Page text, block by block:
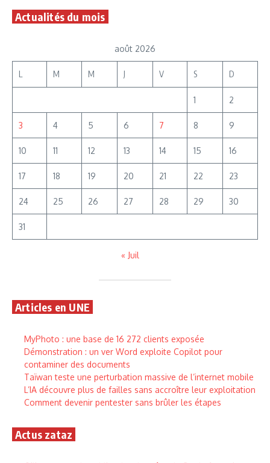
Actualités du mois
août 2026
L M M J V S D
1 2
3 4 5 6 7 8 9
10 11 12 13 14 15 16
17 18 19 20 21 22 23
24 25 26 27 28 29 30
31
« Juil
Articles en UNE
MyPhoto : une base de 16 272 clients exposée
Démonstration : un ver Word exploite Copilot pour
contaminer des documents
Taïwan teste une perturbation massive de l’internet mobile
L’IA découvre plus de failles sans accroître leur exploitation
Comment devenir pentester sans brûler les étapes
Actus zataz